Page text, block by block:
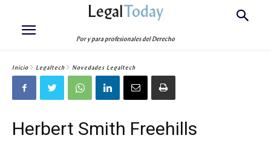
LegalToday
Por y para profesionales del Derecho
Inicio Legaltech Novedades Legaltech
Herbert Smith Freehills